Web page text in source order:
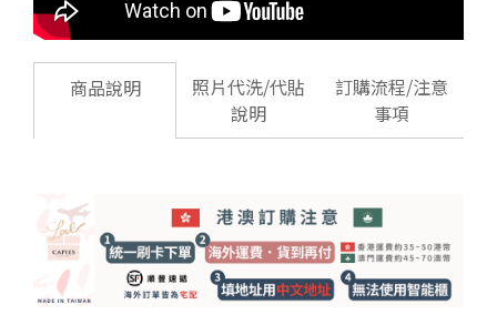
商品說明
照片代洗/代貼
說明
訂購流程/注意
事項